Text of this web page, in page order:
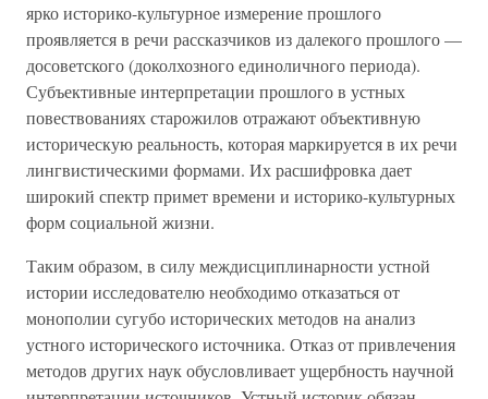
ярко историко-культурное измерение прошлого
проявляется в речи рассказчиков из далекого прошлого —
досоветского (доколхозного единоличного периода).
Субъективные интерпретации прошлого в устных
повествованиях старожилов отражают объективную
историческую реальность, которая маркируется в их речи
лингвистическими формами. Их расшифровка дает
широкий спектр примет времени и историко-культурных
форм социальной жизни.
Таким образом, в силу междисциплинарности устной
истории исследователю необходимо отказаться от
монополии сугубо исторических методов на анализ
устного исторического источника. Отказ от привлечения
методов других наук обусловливает ущербность научной